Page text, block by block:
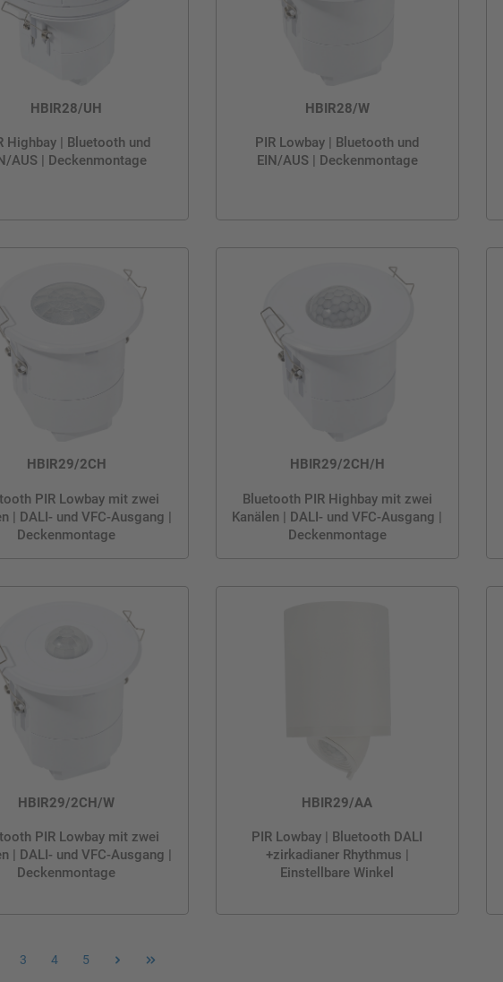
HBIR28/UH
Highbay | Bluetooth und
AUS | Deckenmontage
HBIR28/W
PIR Lowbay | Bluetooth und
EIN/AUS | Deckenmontage
HBIR29/2CH
PIR Lowbay mit zwei
| DALI- und VFC-Ausgang |
Deckenmontage
HBIR29/2CH/H
Bluetooth PIR Highbay mit zwei
Kanälen | DALI- und VFC-Ausgang |
Deckenmontage
HBIR29/2CH/W
PIR Lowbay mit zwei
| DALI- und VFC-Ausgang |
Deckenmontage
HBIR29/AA
PIR Lowbay | Bluetooth DALI
+zirkadianer Rhythmus |
Einstellbare Winkel
3 4 5